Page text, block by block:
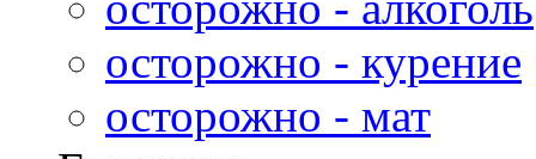
осторожно - курение
осторожно - мат